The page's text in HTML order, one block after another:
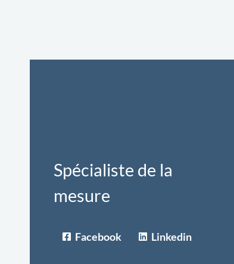
Spécialiste de la
mesure
Facebook Linkedin